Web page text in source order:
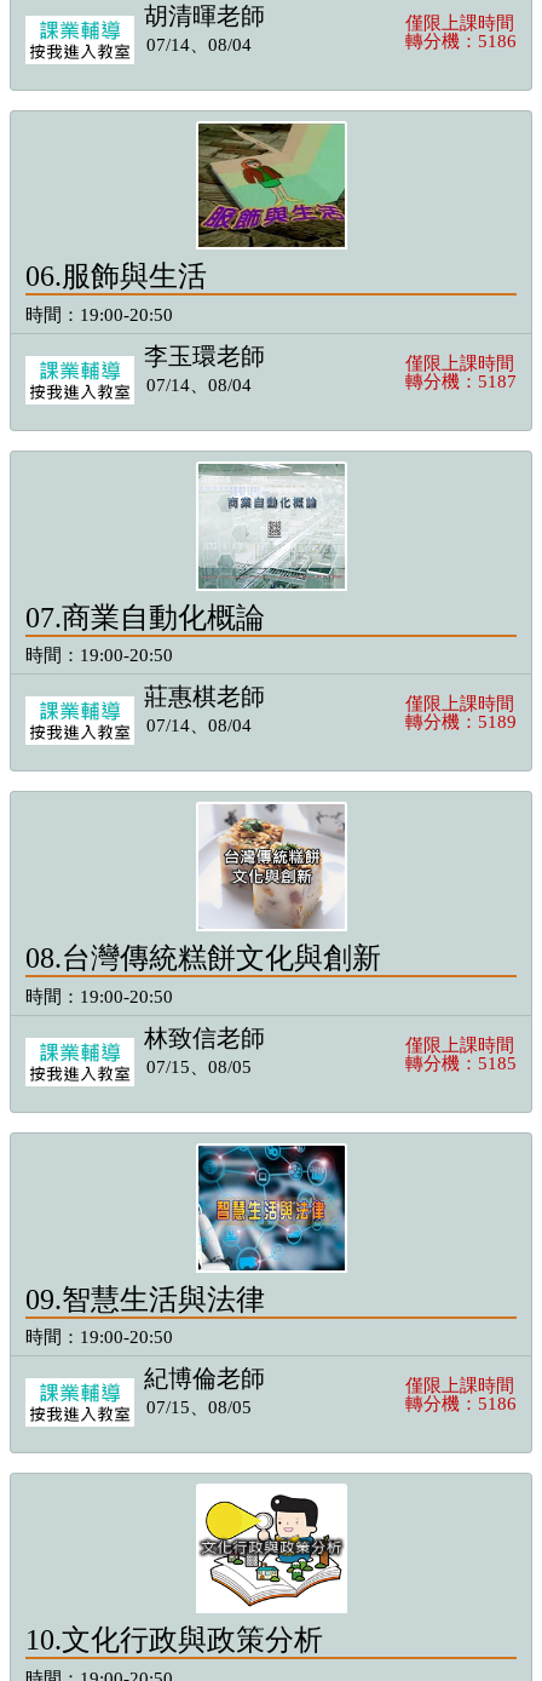
胡清暉老師
僅限上課時間
轉分機：5186
07/14、08/04
06.服飾與生活
時間：19:00-20:50
李玉環老師
僅限上課時間
轉分機：5187
07/14、08/04
07.商業自動化概論
時間：19:00-20:50
莊惠棋老師
僅限上課時間
轉分機：5189
07/14、08/04
08.台灣傳統糕餅文化與創新
時間：19:00-20:50
林致信老師
僅限上課時間
轉分機：5185
07/15、08/05
09.智慧生活與法律
時間：19:00-20:50
紀博倫老師
僅限上課時間
轉分機：5186
07/15、08/05
10.文化行政與政策分析